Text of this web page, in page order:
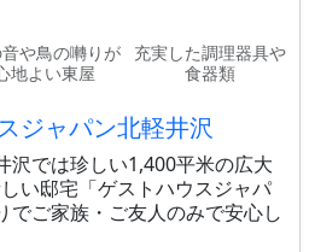
や鳥の囀りが
地よい東屋
充実した調理器具や
食器類
ジャパン北軽井沢
沢では珍しい1,400平米の広大
い邸宅「ゲストハウスジャパ
でご家族・ご友人のみで安心し